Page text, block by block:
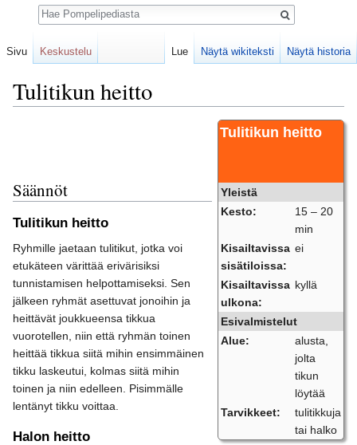
Tulitikun heitto
Tulitikun heitto
Yleistä
Kesto:
15 – 20
min
Kisailtavissa
sisätiloissa:
ei
Kisailtavissa
ulkona:
kyllä
Esivalmistelut
Alue:
alusta,
jolta
tikun
löytää
Tarvikkeet:
tulitikkuja
tai halko
Säännöt
Tulitikun heitto
Ryhmille jaetaan tulitikut, jotka voi
etukäteen värittää erivärisiksi
tunnistamisen helpottamiseksi. Sen
jälkeen ryhmät asettuvat jonoihin ja
heittävät joukkueensa tikkua
vuorotellen, niin että ryhmän toinen
heittää tikkua siitä mihin ensimmäinen
tikku laskeutui, kolmas siitä mihin
toinen ja niin edelleen. Pisimmälle
lentänyt tikku voittaa.
Halon heitto
Sivu Keskustelu Lue Näytä wikiteksti Näytä historia